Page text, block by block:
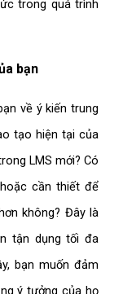
trong quá trình
bạn
về ý kiến ​​trung
tạo hiện tại của
LMS mới? Có
cần thiết để
không? Đây là
tận dụng tối đa
bạn muốn đảm
ý tưởng của họ